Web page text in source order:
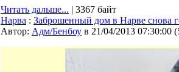
Читать дальше... | 3367 байт
Нарва : Заброшенный дом в Нарве снова
Автор: Адм/Бенбоу в 21/04/2013 07:30:00 (